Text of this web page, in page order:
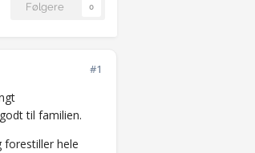
Følgere 0
#1
til familien.
forestiller hele